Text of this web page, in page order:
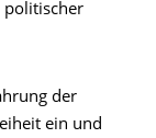
politischer
der
ein und